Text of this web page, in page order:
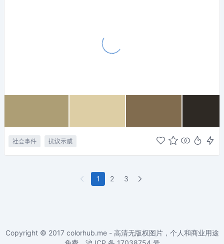
社会事件 抗议示威
1 2 3
Copyright © 2017 colorhub.me - 高清无版权图片，个人和商业用途